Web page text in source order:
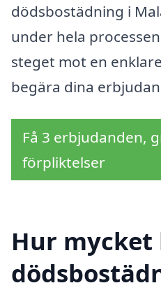
dödsbostädning i
under hela
steget mot en
begära dina
Få 3 erbjudanden,
förpliktelser
Hur mycket